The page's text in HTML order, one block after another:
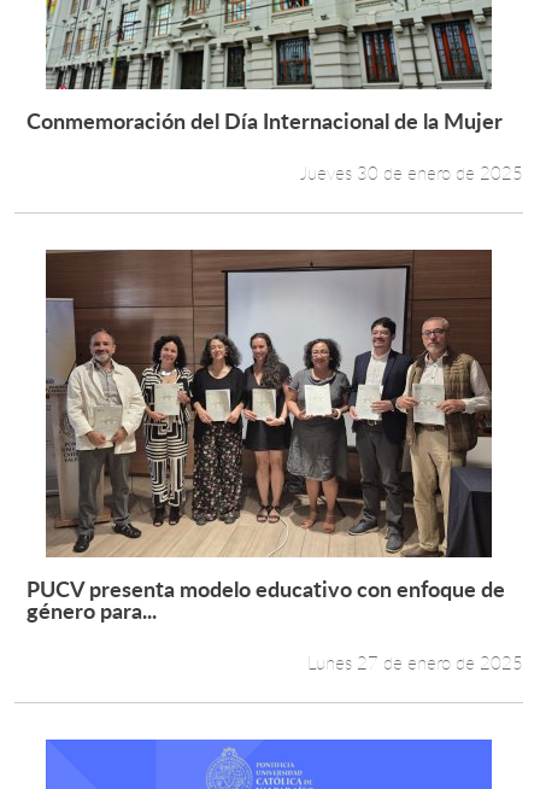
Leer más +
Conmemoración del Día Internacional de la Mujer
Jueves 30 de enero de 2025
Leer más +
PUCV presenta modelo educativo con enfoque de
género para...
Lunes 27 de enero de 2025